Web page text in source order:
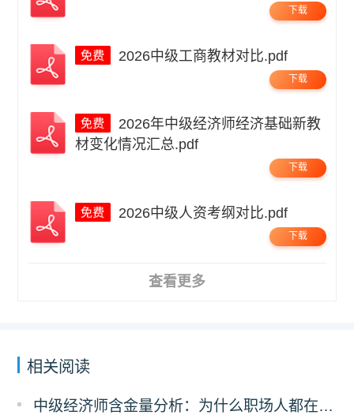
下载
2026中级工商教材对比.pdf
下载
材变化情况汇总.pdf
下载
2026中级人资考纲对比.pdf
下载
查看更多
相关阅读
中级经济师含金量分析：为什么职场人都在考？这5个原因太现实!